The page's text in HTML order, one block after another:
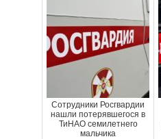
Сотрудники Росгвардии
нашли потерявшегося в
ТиНАО семилетнего
мальчика